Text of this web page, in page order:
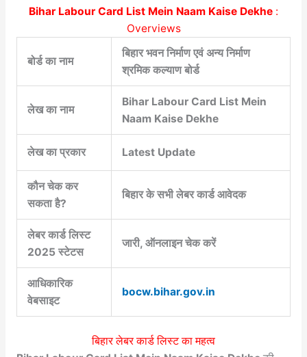
Bihar Labour Card List Mein Naam Kaise Dekhe :
Overviews
बोर्ड का नाम
बिहार भवन निर्माण एवं अन्य निर्माण
श्रमिक कल्याण बोर्ड
लेख का नाम
Bihar Labour Card List Mein
Naam Kaise Dekhe
लेख का प्रकार Latest Update
कौन चेक कर
सकता है?
बिहार के सभी लेबर कार्ड आवेदक
लेबर कार्ड लिस्ट
2025 स्टेटस
जारी, ऑनलाइन चेक करें
आधिकारिक
वेबसाइट
bocw.bihar.gov.in
बिहार लेबर कार्ड लिस्ट का महत्व